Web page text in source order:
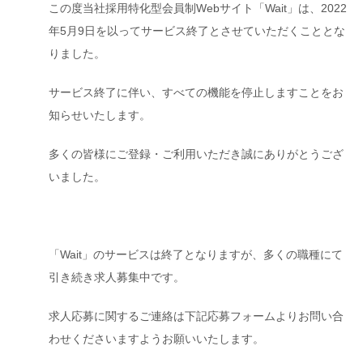
この度当社採用特化型会員制Webサイト「Wait」は、2022
年5月9日を以ってサービス終了とさせていただくこととな
りました。
サービス終了に伴い、すべての機能を停止しますことをお
知らせいたします。
多くの皆様にご登録・ご利用いただき誠にありがとうござ
いました。
「Wait」のサービスは終了となりますが、多くの職種にて
引き続き求人募集中です。
求人応募に関するご連絡は下記応募フォームよりお問い合
わせくださいますようお願いいたします。